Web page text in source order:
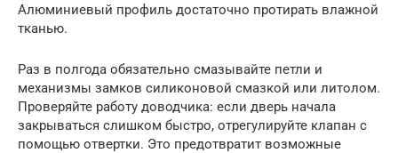
Алюминиевый профиль достаточно протирать влажной
тканью.
Раз в полгода обязательно смазывайте петли и
механизмы замков силиконовой смазкой или литолом.
Проверяйте работу доводчика: если дверь начала
закрываться слишком быстро, отрегулируйте клапан с
помощью отвертки. Это предотвратит возможные